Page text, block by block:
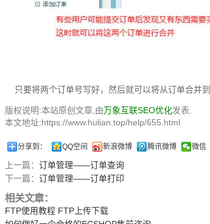
只要将两个订单号写好，然后就可以将从订单合并到
版权说明:本站原创文章,由万象互联SEO优化发表.
本文地址:https://www.hulian.top/help/655.html
分享到： QQ空间 新浪微博 腾讯微博 微信
上一篇： 订单管理——订单查询
下一篇： 订单管理——订单打印
相关文章：
FTP使用教程 FTP上传下载